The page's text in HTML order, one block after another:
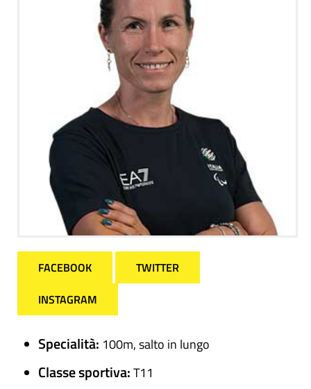
FACEBOOK
TWITTER
INSTAGRAM
Specialità: 100m, salto in lungo
Classe sportiva:T11